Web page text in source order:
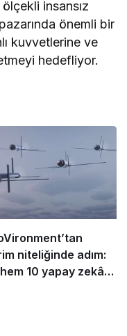
insansız
önemli bir
kuvvetlerine ve
hedefliyor.
niteliğinde adım:
10 yapay zekâ